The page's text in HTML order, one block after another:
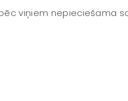
viņiem nepieciešama